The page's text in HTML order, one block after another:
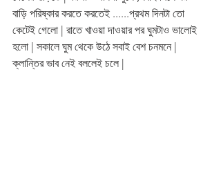
বাড়ি পরিষ্কার করতে করতেই ......প্রথম দিনটা তো
কেটেই গেলো | রাতে খাওয়া দাওয়ার পর ঘুমটাও ভালোই
হলো | সকালে ঘুম থেকে উঠে সবাই বেশ চনমনে |
ক্লান্তির ভাব নেই বললেই চলে |